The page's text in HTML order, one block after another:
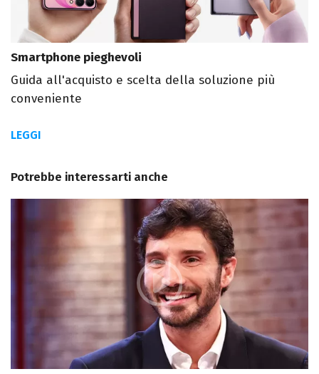
Smartphone pieghevoli
Guida all'acquisto e scelta della soluzione più
conveniente
LEGGI
Potrebbe interessarti anche